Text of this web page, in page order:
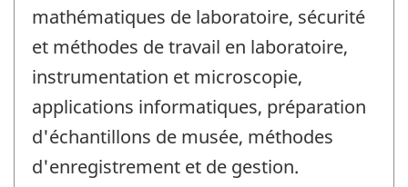
mathématiques de laboratoire, sécurité
et méthodes de travail en laboratoire,
instrumentation et microscopie,
applications informatiques, préparation
d'échantillons de musée, méthodes
d'enregistrement et de gestion.